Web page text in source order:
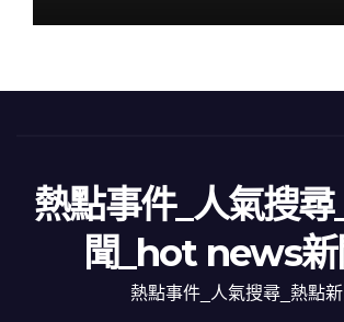
熱點事件_人氣搜
聞_hot news新
熱點事件_人氣搜尋_熱點新